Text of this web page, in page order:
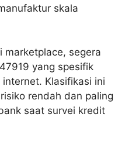
skala
marketplace, segera
yang spesifik
Klasifikasi ini
rendah dan paling
saat survei kredit